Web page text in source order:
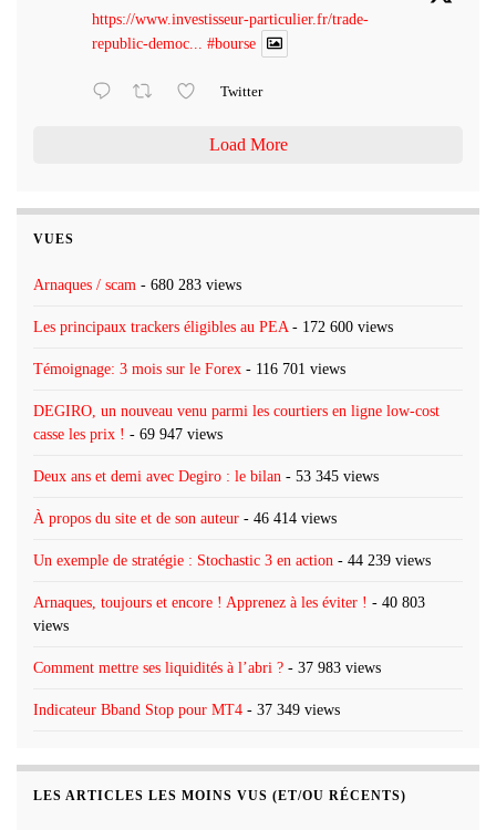
https://www.investisseur-particulier.fr/trade-
republic-democ... #bourse
Twitter
Load More
VUES
Arnaques / scam - 680 283 views
Les principaux trackers éligibles au PEA - 172 600 views
Témoignage: 3 mois sur le Forex - 116 701 views
DEGIRO, un nouveau venu parmi les courtiers en ligne low-cost
casse les prix ! - 69 947 views
Deux ans et demi avec Degiro : le bilan - 53 345 views
À propos du site et de son auteur - 46 414 views
Un exemple de stratégie : Stochastic 3 en action - 44 239 views
Arnaques, toujours et encore ! Apprenez à les éviter ! - 40 803
views
Comment mettre ses liquidités à l’abri ? - 37 983 views
Indicateur Bband Stop pour MT4 - 37 349 views
LES ARTICLES LES MOINS VUS (ET/OU RÉCENTS)